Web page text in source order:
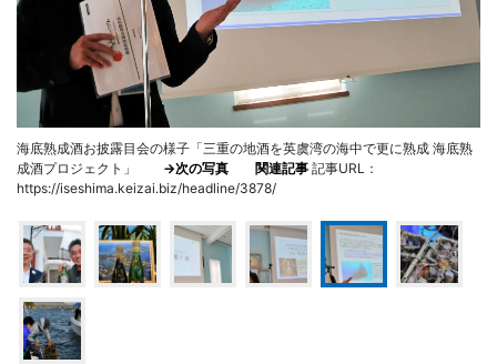
海底熟成酒お披露目会の様子「三重の地酒を英虞湾の海中で更に熟成 海底熟
成酒プロジェクト」 →次の写真 関連記事 記事URL：
https://iseshima.keizai.biz/headline/3878/